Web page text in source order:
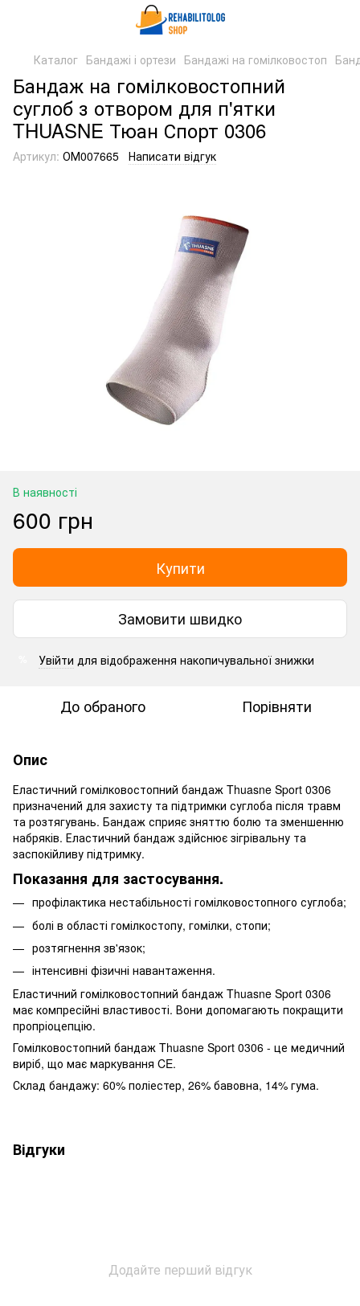
Каталог Бандажі і ортези Бандажі на гомілковостоп
Бандаж на гомілковостопний
суглоб з отвором для п'ятки
THUASNE Тюан Спорт 0306
Артикул: ОМ007665 Написати відгук
В наявності
600 грн
Купити
Замовити швидко
Увійти для відображення накопичувальної знижки
До обраного Порівняти
Опис
Еластичний гомілковостопний бандаж Thuasne Sport 0306
призначений для захисту та підтримки суглоба після травм
та розтягувань. Бандаж сприяє зняттю болю та зменшенню
набряків. Еластичний бандаж здійснює зігрівальну та
заспокійливу підтримку.
Показання для застосування.
профілактика нестабільності гомілковостопного суглоба;
болі в області гомілкостопу, гомілки, стопи;
розтягнення зв'язок;
інтенсивні фізичні навантаження.
Еластичний гомілковостопний бандаж Thuasne Sport 0306
має компресійні властивості. Вони допомагають покращити
пропріоцепцію.
Гомілковостопний бандаж Thuasne Sport 0306 - це медичний
виріб, що має маркування CE.
Склад бандажу: 60% поліестер, 26% бавовна, 14% гума.
Відгуки
Додайте перший відгук